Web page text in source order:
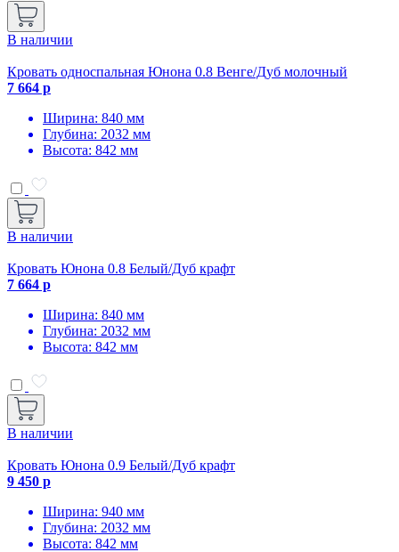
В наличии
Кровать односпальная Юнона 0.8 Венге/Дуб молочный
7 664 р
Ширина: 840 мм
Глубина: 2032 мм
Высота: 842 мм
В наличии
Кровать Юнона 0.8 Белый/Дуб крафт
7 664 р
Ширина: 840 мм
Глубина: 2032 мм
Высота: 842 мм
В наличии
Кровать Юнона 0.9 Белый/Дуб крафт
9 450 р
Ширина: 940 мм
Глубина: 2032 мм
Высота: 842 мм